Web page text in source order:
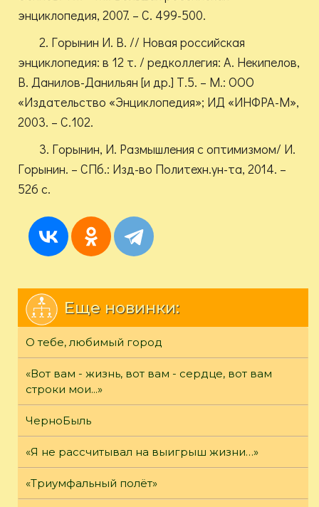
энциклопедия, 2007. – С. 499-500.
2. Горынин И. В. // Новая российская
энциклопедия: в 12 т. / редколлегия: А. Некипелов,
В. Данилов-Данильян [и др.] Т.5. – М.: ООО
«Издательство «Энциклопедия»; ИД «ИНФРА-М»,
2003. – С.102.
3. Горынин, И. Размышления с оптимизмом/ И.
Горынин. – СПб.: Изд-во Политехн.ун-та, 2014. –
526 с.
Еще новинки:
О тебе, любимый город
«Вот вам - жизнь, вот вам - сердце, вот вам
строки мои...»
ЧерноБыль
«Я не рассчитывал на выигрыш жизни…»
«Триумфальный полёт»